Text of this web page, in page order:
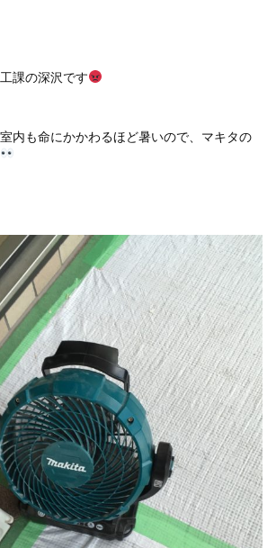
課の深沢です
内も命にかかわるほど暑いので、マキタの